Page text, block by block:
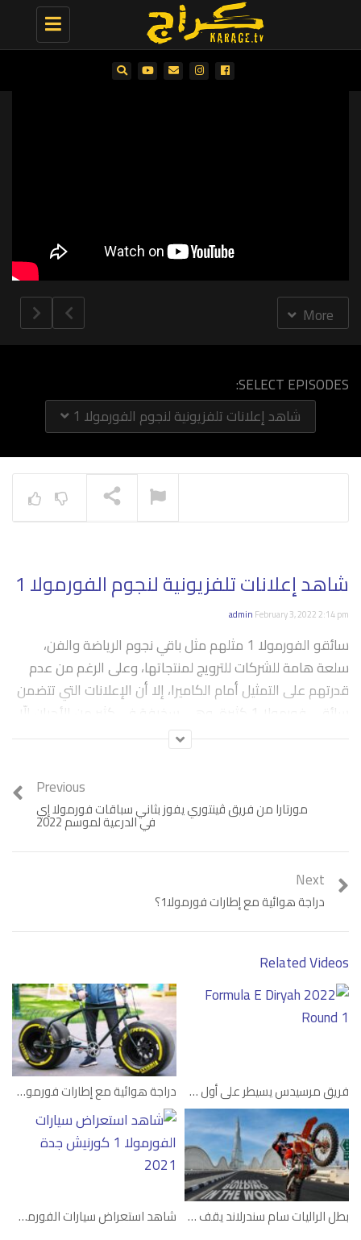
Toggle
navigation
More
NOW PLAYING
SELECT EPISODES:
شاهد إعلانات تلفزيونية لنجوم الفورمولا 1
شاهد إعلانات تلفزيونية لنجوم الفورمولا 1
admin February 3, 2022 2:14 pm
سائقو الفورمولا 1 مثلهم مثل باقي نجوم الرياضة والفن،
سلعة هامة للشركات للترويج لمنتجاتها، وعلى الرغم من عدم
قدرتهم على التمثيل أمام الكاميرا، إلا أن الإعلانات التي تتضمن
سائقي فورمولا 1 كثيرة، وهي سخيفة في كثير من الأحيان إلّا
أنها مضحكة في كل مرة.
Category: فيديو
Previous
مورتارا من فريق ڤينتوري يفوز بثاني سباقات فورمولا إي
في الدرعية لموسم 2022
Next
دراجة هوائية مع إطارات فورمولا1؟
Related Videos
دراجة هوائية مع إطارات فورمولا1؟ فريق مرسيدس يسيطر على أول سباقات فورمولا إي لعام 2022
شاهد استعراض سيارات الفورمولا 1 على كورنيش جدة 2021 بطل الراليات سام سندرلاند يقف على قمة برج خليفة